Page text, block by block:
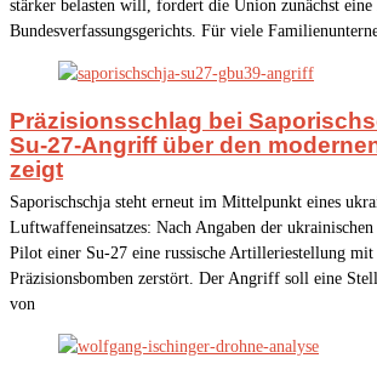
stärker belasten will, fordert die Union zunächst eine
Bundesverfassungsgerichts. Für viele
Präzisionsschlag bei
Su-27-Angriff über den
zeigt
Saporischschja steht erneut im Mittelpunkt eines
Luftwaffeneinsatzes: Nach Angaben der
Pilot einer Su-27 eine russische Artilleriestellung
Präzisionsbomben zerstört. Der Angriff soll eine
von